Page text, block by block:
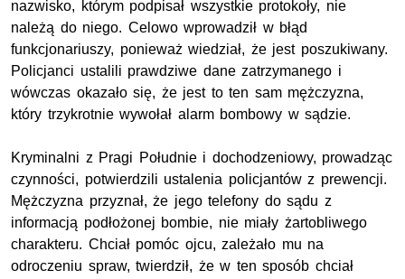
nazwisko, którym podpisał wszystkie protokoły, nie
należą do niego. Celowo wprowadził w błąd
funkcjonariuszy, ponieważ wiedział, że jest poszukiwany.
Policjanci ustalili prawdziwe dane zatrzymanego i
wówczas okazało się, że jest to ten sam mężczyzna,
który trzykrotnie wywołał alarm bombowy w sądzie.
Kryminalni z Pragi Południe i dochodzeniowy, prowadząc
czynności, potwierdzili ustalenia policjantów z prewencji.
Mężczyzna przyznał, że jego telefony do sądu z
informacją podłożonej bombie, nie miały żartobliwego
charakteru. Chciał pomóc ojcu, zależało mu na
odroczeniu spraw, twierdził, że w ten sposób chciał